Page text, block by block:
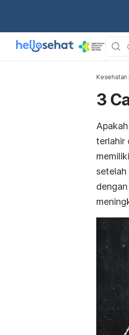
Kesehatan
3
terlahir
setelah